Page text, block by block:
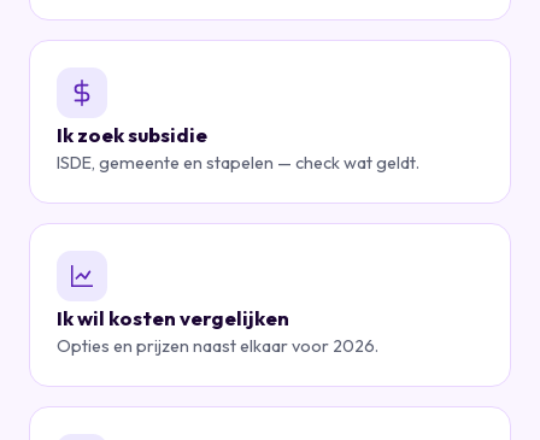
Ik zoek subsidie
ISDE, gemeente en stapelen — check wat geldt.
Ik wil kosten vergelijken
Opties en prijzen naast elkaar voor 2026.